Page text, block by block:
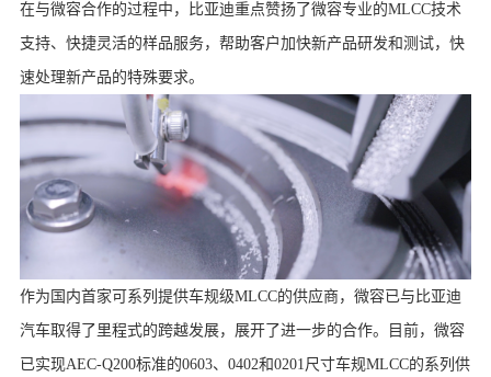
在与微容合作的过程中，比亚迪重点赞扬了微容专业的MLCC技术
支持、快捷灵活的样品服务，帮助客户加快新产品研发和测试，快
速处理新产品的特殊要求。
作为国内首家可系列提供车规级MLCC的供应商，微容已与比亚迪
汽车取得了里程式的跨越发展，展开了进一步的合作。目前，微容
已实现AEC-Q200标准的0603、0402和0201尺寸车规MLCC的系列供